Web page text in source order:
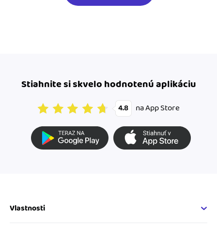
Stiahnite si skvelo hodnotenú aplikáciu
4.8 na App Store
Vlastnosti
Fakturačné vlastnosti